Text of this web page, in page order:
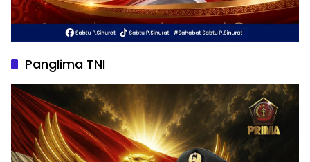
Panglima TNI